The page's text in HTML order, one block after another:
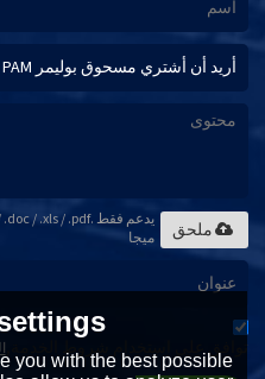
ميجا
ملحق
توافق على استخدام شروط الخدمة,
you with the best possible